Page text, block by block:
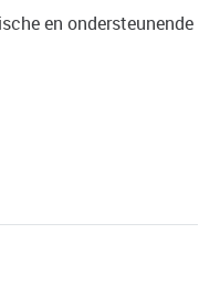
en ondersteunende